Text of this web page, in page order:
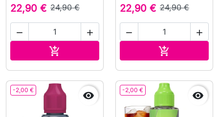
22,90 € 24,90 €
 

22,90 € 24,90 €
 

-2,00 €  -2,00 € 